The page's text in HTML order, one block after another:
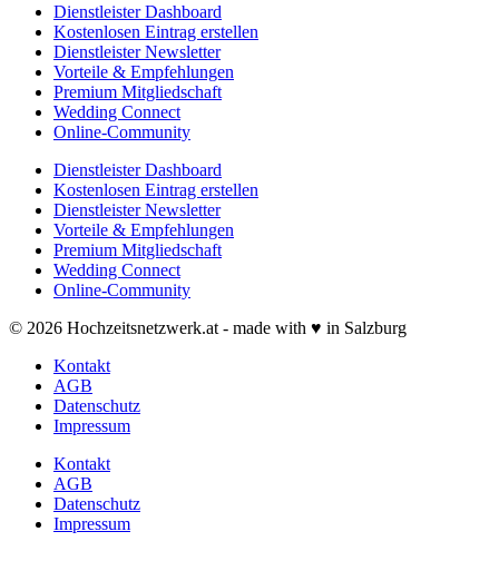
Dienstleister Dashboard
Kostenlosen Eintrag erstellen
Dienstleister Newsletter
Vorteile & Empfehlungen
Premium Mitgliedschaft
Wedding Connect
Online-Community
Dienstleister Dashboard
Kostenlosen Eintrag erstellen
Dienstleister Newsletter
Vorteile & Empfehlungen
Premium Mitgliedschaft
Wedding Connect
Online-Community
© 2026 Hochzeitsnetzwerk.at - made with ♥ in Salzburg
Kontakt
AGB
Datenschutz
Impressum
Kontakt
AGB
Datenschutz
Impressum